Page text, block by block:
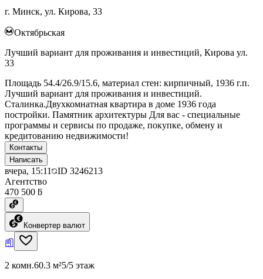
г. Минск, ул. Кирова, 33
Октябрьская
Лучший вариант для проживания и инвестиций, Кирова ул.
33
Площадь 54.4/26.9/15.6, материал стен: кирпичный, 1936 г.п.
Лучший вариант для проживания и инвестиций.
Сталинка.Двухкомнатная квартира в доме 1936 года
постройки. Памятник архитектуры Для вас - специальные
программы и сервисы по продаже, покупке, обмену и
кредитованию недвижимости!
Контакты
Написать
вчера, 15:11 ID 3246213
Агентство
470 500 ƃ
Конвертер валют
2 комн.60.3 м²5/5 этаж